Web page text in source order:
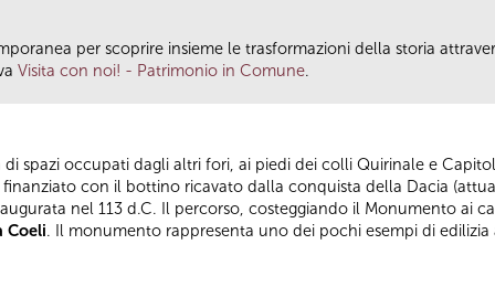
per scoprire insieme le trasformazioni della storia
Visita con noi! - Patrimonio in Comune.
spazi occupati dagli altri fori, ai piedi dei colli Quirinale e
con il bottino ricavato dalla conquista della Dacia
nel 113 d.C. Il percorso, costeggiando il Monumento ai
Coeli. Il monumento rappresenta uno dei pochi esempi di edilizia